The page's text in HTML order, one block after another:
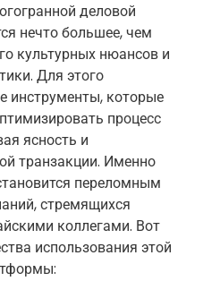
деловой
нечто большее, чем
культурных нюансов и
Для этого
инструменты, которые
процесс
ясность и
транзакции. Именно
переломным
стремящихся
коллегами. Вот
использования этой